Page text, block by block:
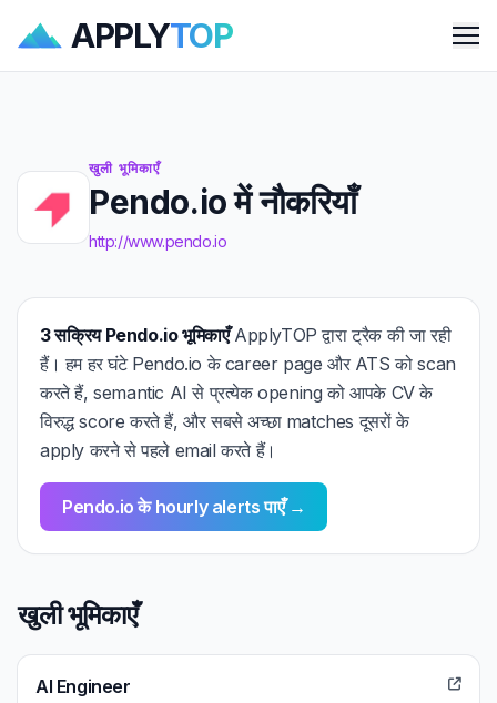
APPLYTOP
खुली भूमिकाएँ
Pendo.io में नौकरियाँ
http://www.pendo.io
3 सक्रिय Pendo.io भूमिकाएँApplyTOP द्वारा ट्रैक की जा रही
हैं। हम हर घंटे Pendo.io के career page और ATS को scan
करते हैं, semantic AI से प्रत्येक opening को आपके CV के
विरुद्ध score करते हैं, और सबसे अच्छा matches दूसरों के
apply करने से पहले email करते हैं।
Pendo.io के hourly alerts पाएँ →
खुली भूमिकाएँ
AI Engineer